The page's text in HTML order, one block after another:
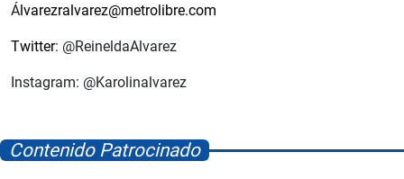
Álvarezralvarez@metrolibre.com
Twitter: @ReineldaAlvarez
Instagram: @Karolinalvarez
Contenido Patrocinado